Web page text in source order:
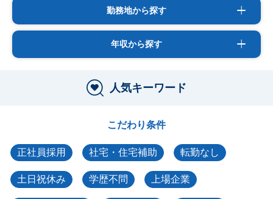
勤務地から探す
年収から探す
人気キーワード
こだわり条件
正社員採用 社宅・住宅補助 転勤なし
土日祝休み 学歴不問 上場企業